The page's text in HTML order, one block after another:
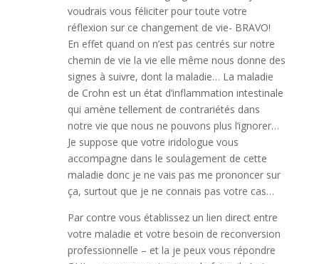
voudrais vous féliciter pour toute votre
réflexion sur ce changement de vie- BRAVO!
En effet quand on n’est pas centrés sur notre
chemin de vie la vie elle même nous donne des
signes à suivre, dont la maladie… La maladie
de Crohn est un état d’inflammation intestinale
qui amène tellement de contrariétés dans
notre vie que nous ne pouvons plus l’ignorer…
Je suppose que votre iridologue vous
accompagne dans le soulagement de cette
maladie donc je ne vais pas me prononcer sur
ça, surtout que je ne connais pas votre cas…
Par contre vous établissez un lien direct entre
votre maladie et votre besoin de reconversion
professionnelle – et la je peux vous répondre